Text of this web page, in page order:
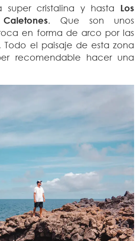
super cristalina y hasta Los
. Que son unos
en forma de arco por las
Todo el paisaje de esta zona
recomendable hacer una